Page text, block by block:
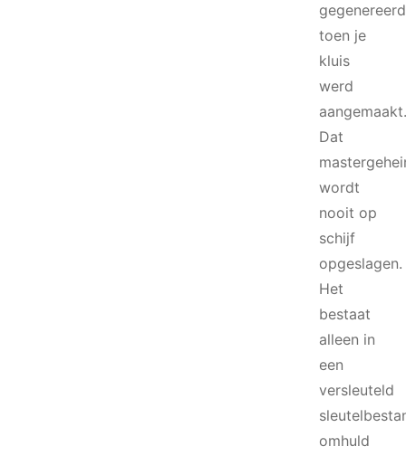
gegenereerd
toen je
kluis
werd
aangemaakt.
Dat
wordt
nooit op
schijf
opgeslagen.
Het
bestaat
alleen in
een
versleuteld
omhuld